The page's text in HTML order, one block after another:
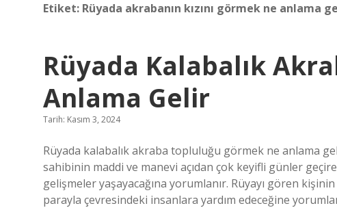
Etiket: Rüyada akrabanın kızını görmek ne anlama
Rüyada Kalabalık
Anlama Gelir
Tarih: Kasım 3, 2024
Rüyada kalabalık akraba topluluğu görmek ne anlama
sahibinin maddi ve manevi açıdan çok keyifli günler
gelişmeler yaşayacağına yorumlanır. Rüyayı gören
parayla çevresindeki insanlara yardım edeceğine